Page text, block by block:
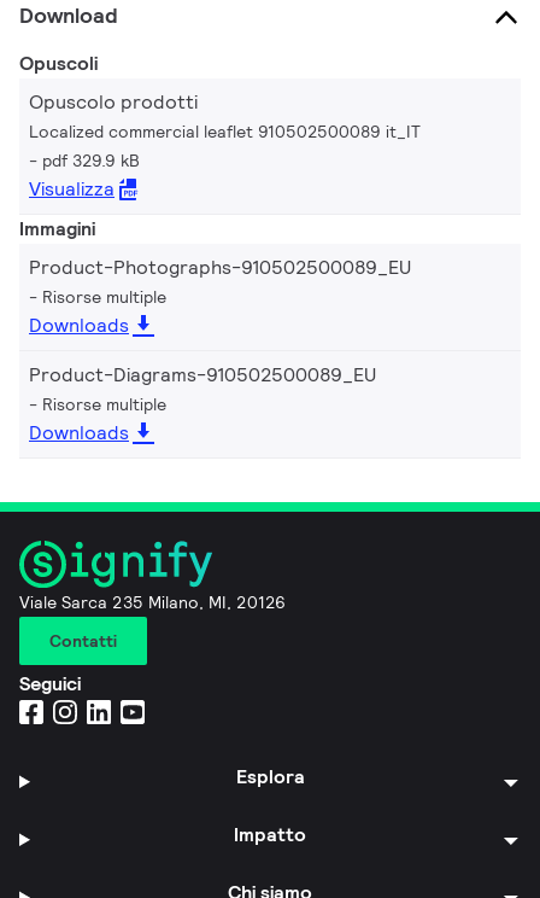
Download
Opuscoli
Opuscolo prodotti
Localized commercial leaflet 910502500089 it_IT
pdf 329.9 kB
Visualizza
Immagini
Product-Photographs-910502500089_EU
Risorse multiple
Downloads
Product-Diagrams-910502500089_EU
Risorse multiple
Downloads
Viale Sarca 235 Milano, MI, 20126
Contatti
Seguici
Esplora
Impatto
Chi siamo